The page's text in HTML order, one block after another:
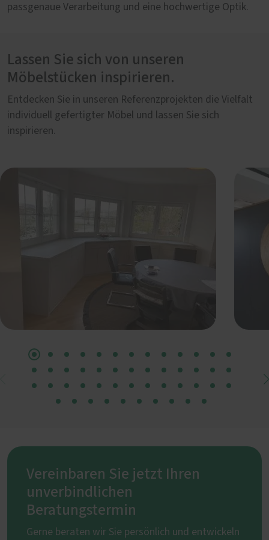
passgenaue Verarbeitung und eine hochwertige Optik.
Lassen Sie sich von unseren
Möbelstücken inspirieren.
Entdecken Sie in unseren Referenzprojekten die Vielfalt
individuell gefertigter Möbel und lassen Sie sich
inspirieren.
Vereinbaren Sie jetzt Ihren
unverbindlichen
Beratungstermin
Gerne beraten wir Sie persönlich und entwickeln